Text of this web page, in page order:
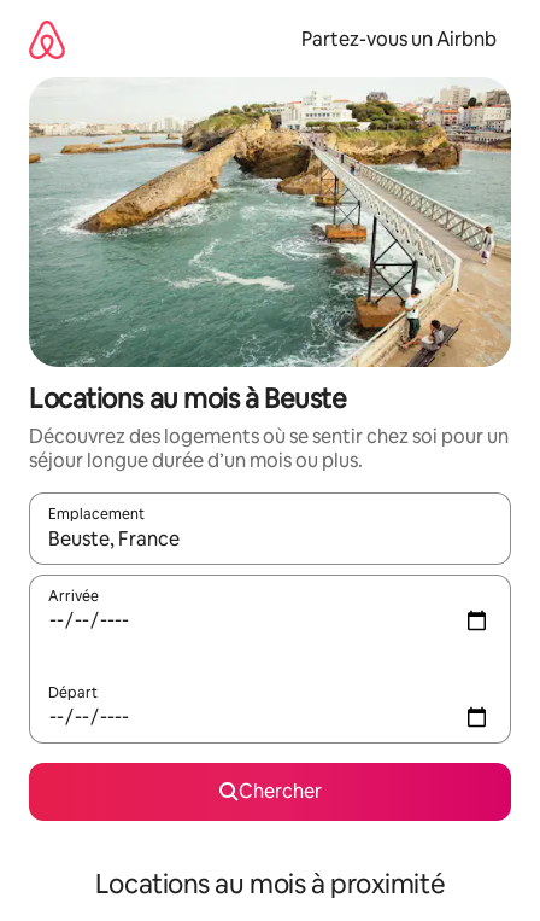
directement
contenu
Partez-vous un Airbnb
Locations au mois à Beuste
Découvrez des logements où se sentir chez soi pour un
séjour longue durée d’un mois ou plus.
Emplacement
Quand les résultats sont affichés, parcourez-les en utilisant
Arrivée
Départ
Chercher
Locations au mois à proximité